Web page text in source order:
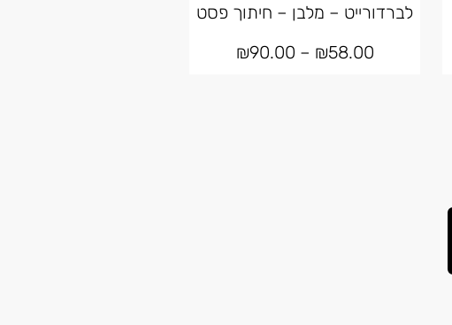
לברדורייט – מלבן – חיתוך פסט
₪58.00
–
₪90.00